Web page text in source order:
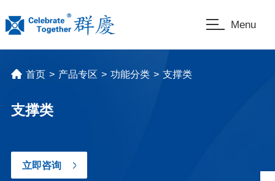
Menu
首页 > 产品专区 > 功能分类 > 支撑类
支撑类
立即咨询